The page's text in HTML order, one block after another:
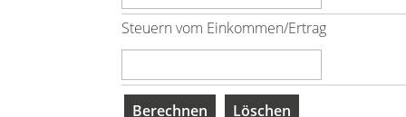
Steuern vom Einkommen/Ertrag